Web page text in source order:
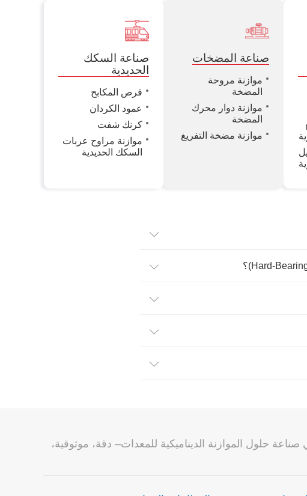
صناعة المضخات
موازنة مروحة
المضخة
موازنة دوار محرك
المضخة
موازنة مضخة التفريغ
صناعة السكك
الحديدية
قرص المكابح
عمود الكردان
كرنك شفت
موازنة مراوح عربات
السكك الحديدية
في صناعة حلول الموازنة الديناميكية للمعدات– دقة، موثوقية،